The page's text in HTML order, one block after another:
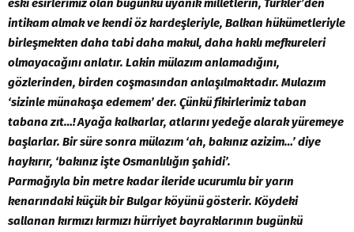
intikam almak ve kendi öz kardeşleriyle, Balkan hükümetleriyle
birleşmekten daha tabi daha makul, daha haklı mefkureleri
olmayacağını anlatır. Lakin mülazım anlamadığını,
gözlerinden, birden coşmasından anlaşılmaktadır. Mulazım
‘sizinle münakaşa edemem’ der. Çünkü fikirlerimiz taban
tabana zıt…! Ayağa kalkarlar, atlarını yedeğe alarak yüremeye
başlarlar. Bir süre sonra mülazım ‘ah, bakınız azizim…’ diye
haykırır, ‘bakınız işte Osmanlılığın şahidi’.
Parmağıyla bin metre kadar ileride ucurumlu bir yarın
kenarındaki küçük bir Bulgar köyünü gösterir. Köydeki
sallanan kırmızı kırmızı hürriyet bayraklarının bugünkü